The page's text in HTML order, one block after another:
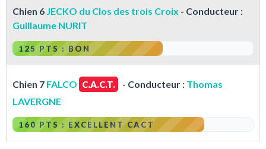
Chien 6 JECKO du Clos des trois Croix - Conducteur :
Guillaume NURIT
125 PTS : BON
Chien 7 FALCO C.A.C.T. - Conducteur : Thomas
LAVERGNE
160 PTS : EXCELLENT CACT